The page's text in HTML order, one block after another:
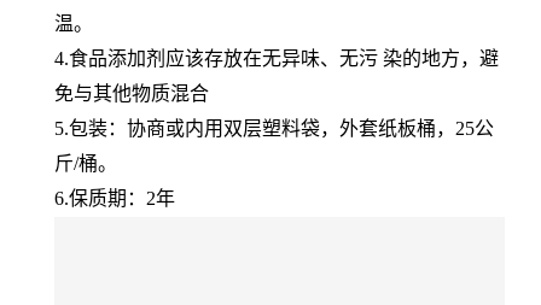
温。
4.食品添加剂应该存放在无异味、无污 染的地方，避
免与其他物质混合
5.包装：协商或内用双层塑料袋，外套纸板桶，25公
斤/桶。
6.保质期：2年